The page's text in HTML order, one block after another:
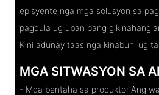
episyente nga mga solusyon sa
pagdula ug uban pang
Kini adunay taas nga kinabuhi ug
MGA SITWASYON SA
- Mga bentaha sa produkto: Ang